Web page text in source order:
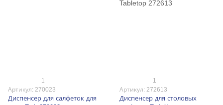
1
Артикул: 270023
Диспенсер для салфеток для
1
Артикул: 272613
Диспенсер для столовых